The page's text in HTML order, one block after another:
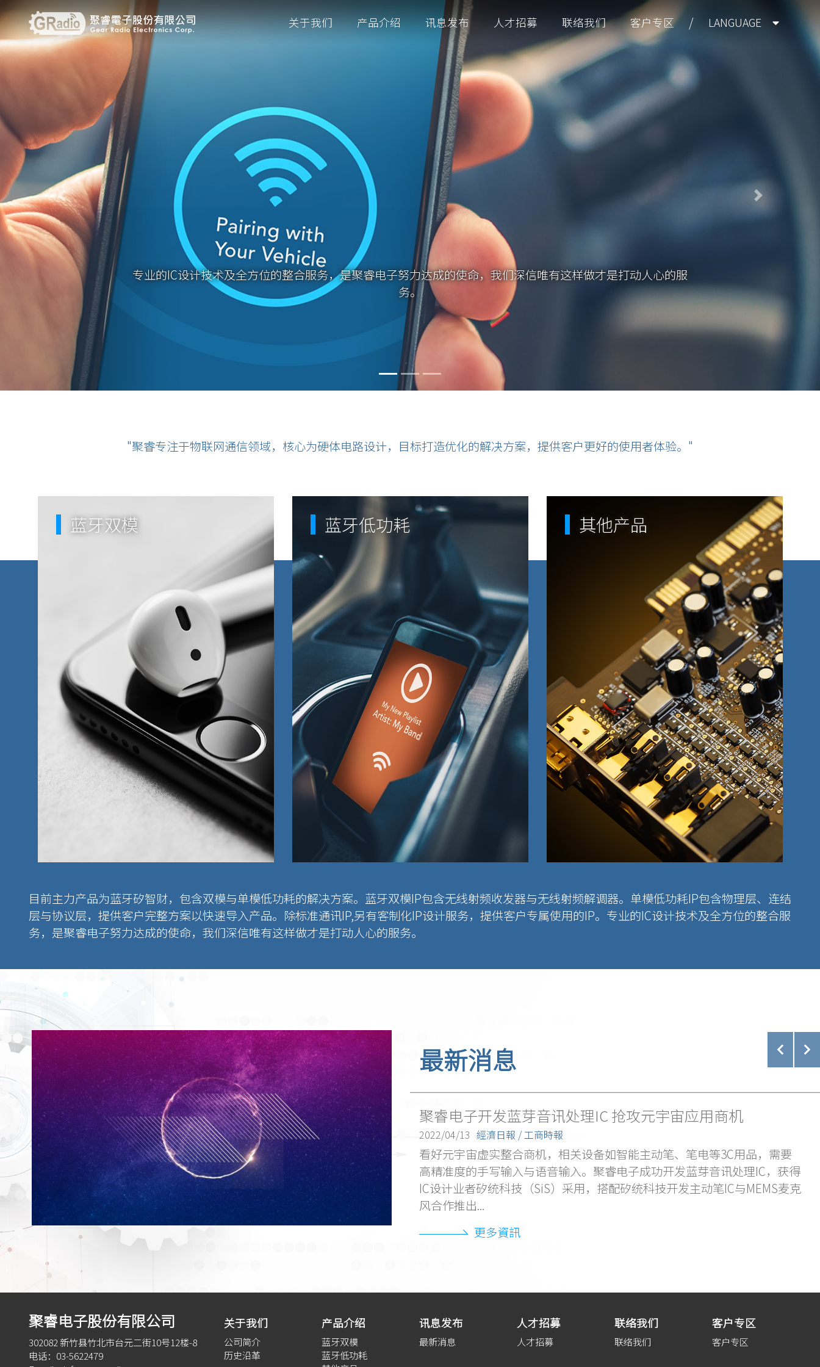
关于我们 产品介绍 讯息发布 人才招募 联络我们 客户专区 / LANGUAGE
专业的IC设计技术及全方位的整合服务，是聚睿电子努力达成的使命，我们深信唯有这样做才是打动人心的服
务。
创新，我们团队能够集思广益，创造出无限可能的精彩新意。对于设计创新的坚持，皆应用在每一个专案执行
上。
Previous Next
"聚睿专注于物联网通信领域，核心为硬体电路设计，目标打造优化的解决方案，提供客户更好的使用者体验。"
蓝牙双模 蓝牙低功耗 其他产品
目前主力产品为蓝牙矽智财，包含双模与单模低功耗的解决方案。蓝牙双模IP包含无线射频收发器与无线射频解调器。单模低功耗IP包含物理层、连结
层与协议层，提供客户完整方案以快速导入产品。除标准通讯IP,另有客制化IP设计服务，提供客户专属使用的IP。专业的IC设计技术及全方位的整合服
务，是聚睿电子努力达成的使命，我们深信唯有这样做才是打动人心的服务。
最新消息
联华电子和聚睿电子共同合作开发55奈米蓝牙5 IP平台
2020/08/13 DIGITIMES
联华电子股份有限公司（“联华电子”，台湾证交所：2303）和聚睿电子
股份有限公司（亚洲知名射频IP公司），今日共同宣布聚睿电子的蓝牙5双
模射频IP 已在联华电子55奈米制程上通过验证，并已整合到联华电子客户
的产品当中...
更多資訊
聚睿电子开发蓝芽音讯处理IC 抢攻元宇宙应用商机
2022/04/13 經濟日報 / 工商時報
看好元宇宙虚实整合商机，相关设备如智能主动笔、笔电等3C用品，需要
高精准度的手写输入与语音输入。聚睿电子成功开发蓝芽音讯处理IC，获得
IC设计业者矽统科技（SiS）采用，搭配矽统科技开发主动笔IC与MEMS麦克
风合作推出...
更多資訊
聚睿电子股份有限公司
302082 新竹县竹北市台元二街10号12楼-8
电话：03-5622479
关于我们
公司简介
历史沿革
产品介绍
蓝牙双模
蓝牙低功耗
讯息发布
最新消息
人才招募
人才招募
联络我们
联络我们
客户专区
客户专区